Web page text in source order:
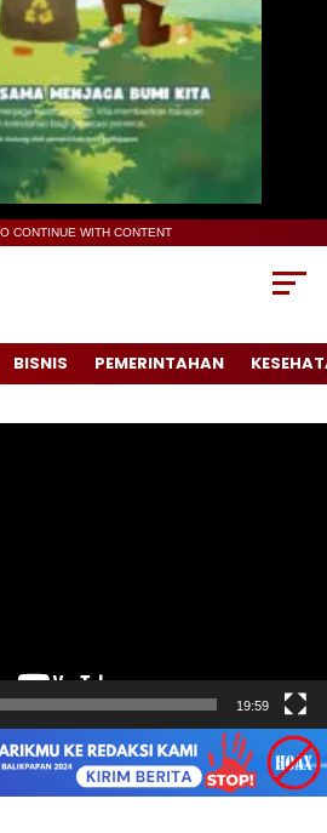
CONTINUE WITH CONTENT
BISNIS PEMERINTAHAN
19:59